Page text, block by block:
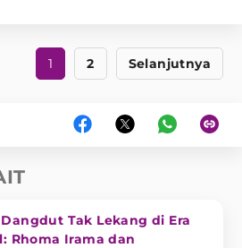
1 2 Selanjutnya
Tak Lekang di Era
Rhoma Irama dan